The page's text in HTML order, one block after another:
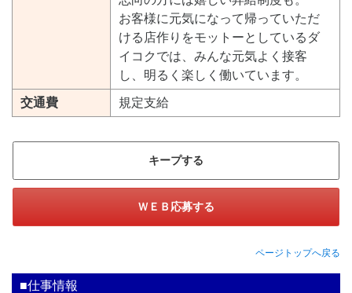
お客様に元気になって帰っていただ
ける店作りをモットーとしているダ
イコクでは、みんな元気よく接客
し、明るく楽しく働いています。
交通費 規定支給
キープする
ＷＥＢ応募する
ページトップへ戻る
■仕事情報